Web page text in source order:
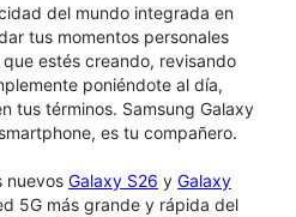
del mundo integrada en
tus momentos personales
estés creando, revisando
poniéndote al día,
tus términos. Samsung Galaxy
es tu compañero.
nuevos Galaxy S26 y Galaxy
5G más grande y rápida del